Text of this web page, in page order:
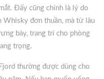
Đấy cũng chính là lý do
Whisky đơn thuần, mà từ lâu
bày, trang trí cho phòng
trọng.
thường được dùng cho